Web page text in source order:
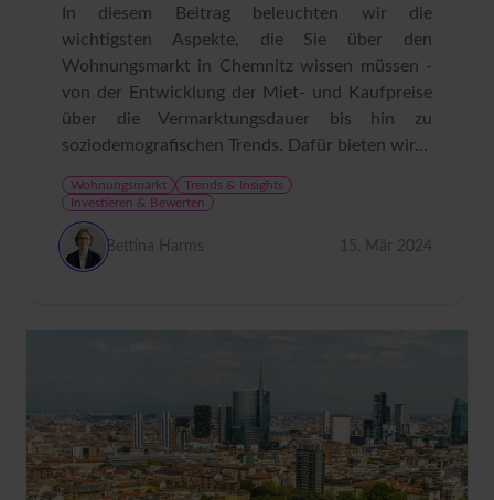
In diesem Beitrag beleuchten wir die
wichtigsten Aspekte, die Sie über den
Wohnungsmarkt in Chemnitz wissen müssen -
von der Entwicklung der Miet- und Kaufpreise
über die Vermarktungsdauer bis hin zu
soziodemografischen Trends. Dafür bieten wir...
Wohnungsmarkt
Trends & Insights
Investieren & Bewerten
Bettina Harms 15. Mär 2024